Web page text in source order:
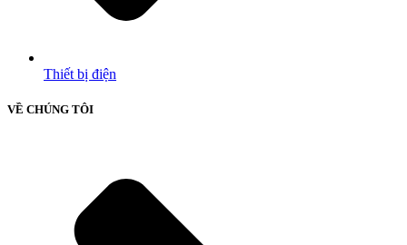
Thiết bị điện
VỀ CHÚNG TÔI